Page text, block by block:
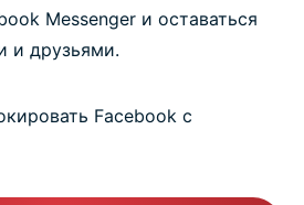
Messenger и оставаться
и друзьями.
Facebook с